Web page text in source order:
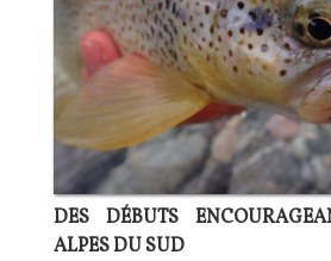
DES DÉBUTS
ALPES DU SUD